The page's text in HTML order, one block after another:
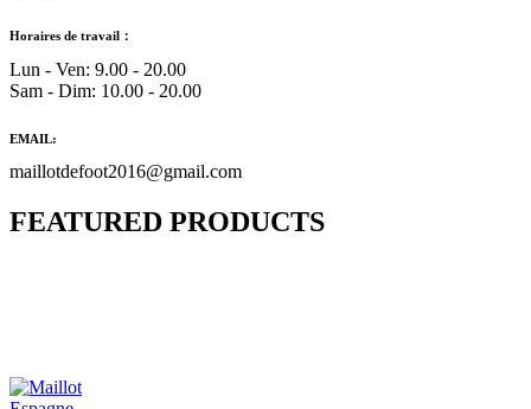
Horaires de travail：
Lun - Ven: 9.00 - 20.00
Sam - Dim: 10.00 - 20.00
EMAIL:
maillotdefoot2016@gmail.com
FEATURED PRODUCTS